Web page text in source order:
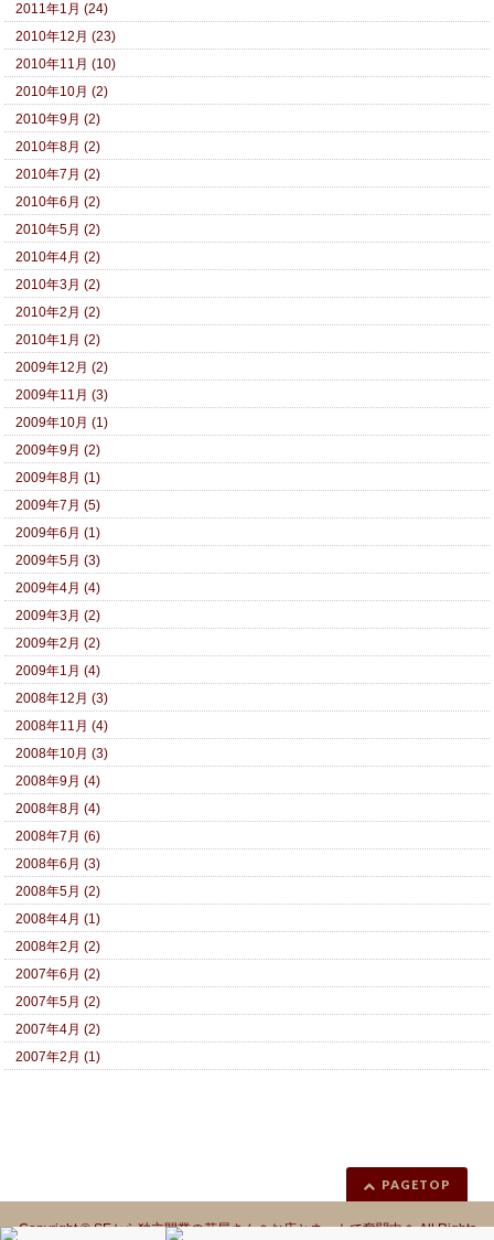
2011年1月 (24)
2010年12月 (23)
2010年11月 (10)
2010年10月 (2)
2010年9月 (2)
2010年8月 (2)
2010年7月 (2)
2010年6月 (2)
2010年5月 (2)
2010年4月 (2)
2010年3月 (2)
2010年2月 (2)
2010年1月 (2)
2009年12月 (2)
2009年11月 (3)
2009年10月 (1)
2009年9月 (2)
2009年8月 (1)
2009年7月 (5)
2009年6月 (1)
2009年5月 (3)
2009年4月 (4)
2009年3月 (2)
2009年2月 (2)
2009年1月 (4)
2008年12月 (3)
2008年11月 (4)
2008年10月 (3)
2008年9月 (4)
2008年8月 (4)
2008年7月 (6)
2008年6月 (3)
2008年5月 (2)
2008年4月 (1)
2008年2月 (2)
2007年6月 (2)
2007年5月 (2)
2007年4月 (2)
2007年2月 (1)
PAGETOP
Copyright ©SEから独立開業の花屋さん＊お店とネットで奮闘中＊All Rights